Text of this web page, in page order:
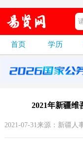
首页 学历
2021年新疆维
2021-07-31来源：新疆人